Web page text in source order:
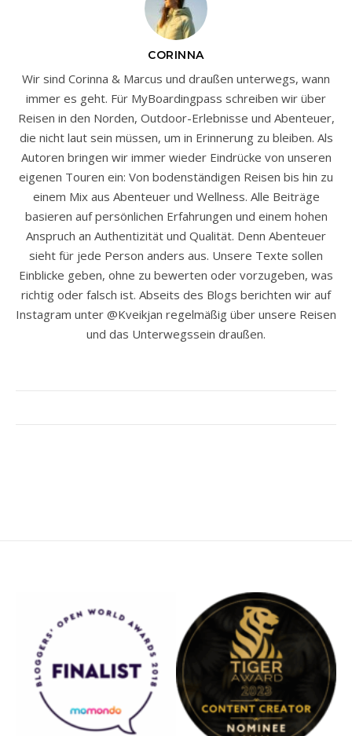
CORINNA
Wir sind Corinna & Marcus und draußen unterwegs, wann
immer es geht. Für MyBoardingpass schreiben wir über
Reisen in den Norden, Outdoor-Erlebnisse und Abenteuer,
die nicht laut sein müssen, um in Erinnerung zu bleiben. Als
Autoren bringen wir immer wieder Eindrücke von unseren
eigenen Touren ein: Von bodenständigen Reisen bis hin zu
einem Mix aus Abenteuer und Wellness. Alle Beiträge
basieren auf persönlichen Erfahrungen und einem hohen
Anspruch an Authentizität und Qualität. Denn Abenteuer
sieht für jede Person anders aus. Unsere Texte sollen
Einblicke geben, ohne zu bewerten oder vorzugeben, was
richtig oder falsch ist. Abseits des Blogs berichten wir auf
Instagram unter @Kveikjan regelmäßig über unsere Reisen
und das Unterwegssein draußen.